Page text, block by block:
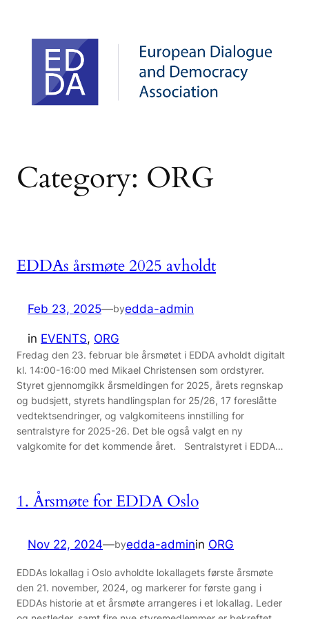
content
Category: ORG
EDDAs årsmøte 2025 avholdt
Feb 23, 2025—byedda-admin
in EVENTS, ORG
Fredag den 23. februar ble årsmøtet i EDDA avholdt digitalt
kl. 14:00-16:00 med Mikael Christensen som ordstyrer.
Styret gjennomgikk årsmeldingen for 2025, årets regnskap
og budsjett, styrets handlingsplan for 25/26, 17 foreslåtte
vedtektsendringer, og valgkomiteens innstilling for
sentralstyre for 2025-26. Det ble også valgt en ny
valgkomite for det kommende året. Sentralstyret i EDDA…
1. Årsmøte for EDDA Oslo
Nov 22, 2024—byedda-adminin ORG
EDDAs lokallag i Oslo avholdte lokallagets første årsmøte
den 21. november, 2024, og markerer for første gang i
EDDAs historie at et årsmøte arrangeres i et lokallag. Leder